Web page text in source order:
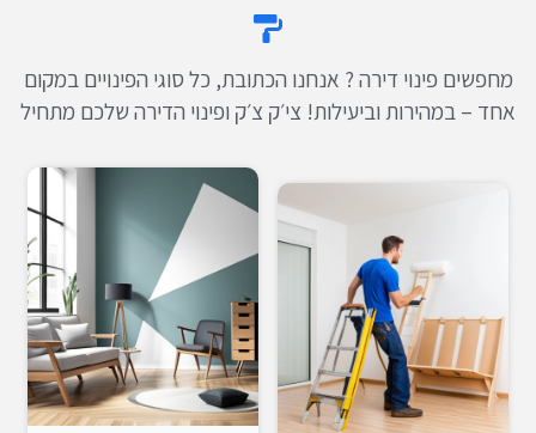
מחפשים פינוי דירה ? אנחנו הכתובת, כל סוגי הפינויים במקום
אחד – במהירות וביעילות! צי׳ק צ׳ק ופינוי הדירה שלכם מתחיל